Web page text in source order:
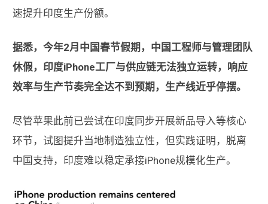
速提升印度生产份额。
据悉，今年2月中国春节假期，中国工程师与管理团队
休假，印度iPhone工厂与供应链无法独立运转，响应
效率与生产节奏完全达不到预期，生产线近乎停摆。
尽管苹果此前已尝试在印度同步开展新品导入等核心
环节，试图提升当地制造独立性，但实践证明，脱离
中国支持，印度难以稳定承接iPhone规模化生产。